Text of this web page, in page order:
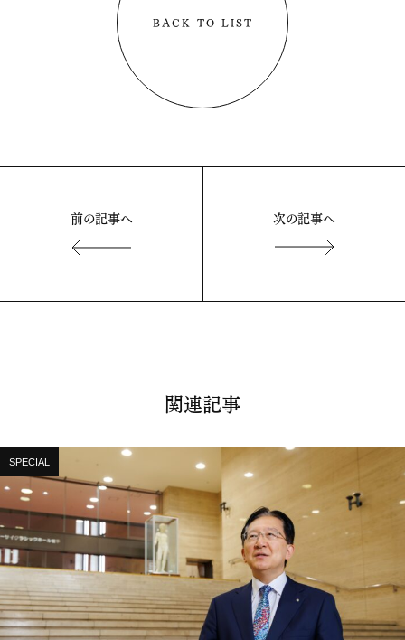
BACK TO LIST
前の記事へ 次の記事へ
関連記事
SPECIAL